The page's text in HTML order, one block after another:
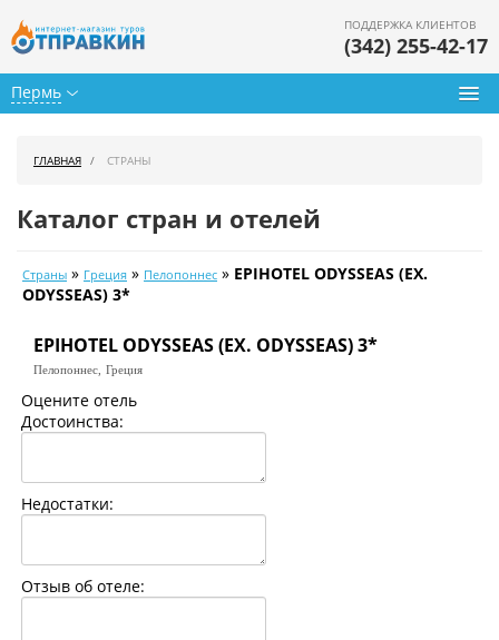
Пермь
ПОДДЕРЖКА КЛИЕНТОВ
(342) 255-42-17
Календарь туров
Страны
Как купить
Контакты
ГЛАВНАЯ СТРАНЫ
Каталог стран и отелей
Страны » Греция » Пелопоннес » EPIHOTEL ODYSSEAS (EX.
ODYSSEAS) 3*
EPIHOTEL ODYSSEAS (EX. ODYSSEAS) 3*
Пелопоннес, Греция
Оцените отель
Достоинства:
Недостатки:
Отзыв об отеле: